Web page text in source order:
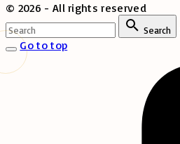
© 2026 - All rights reserved
Search
Go to top